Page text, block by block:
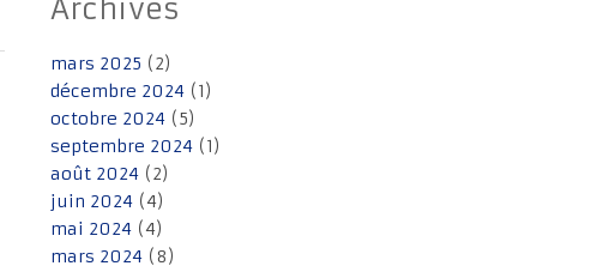
Archives
mars 2025 (2)
décembre 2024 (1)
octobre 2024 (5)
septembre 2024 (1)
août 2024 (2)
juin 2024 (4)
mai 2024 (4)
mars 2024 (8)